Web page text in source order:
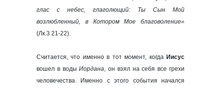
глас с небес, глаголющий: Ты Сын Мой
возлюбленный, в Котором Мое благоволение»
(Лк.3 21-22).
Считается, что именно в тот момент, когда Иисус
вошел в водыИордана, он взял на себя все грехи
человечества. Именно с этого события начался